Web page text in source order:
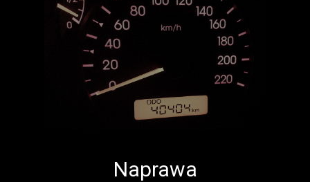
Naprawa